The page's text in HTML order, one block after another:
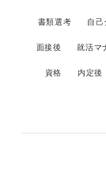
書類選考 自己
面接後 就活マ
資格 内定後